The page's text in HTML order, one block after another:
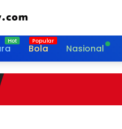
Bola Nasional